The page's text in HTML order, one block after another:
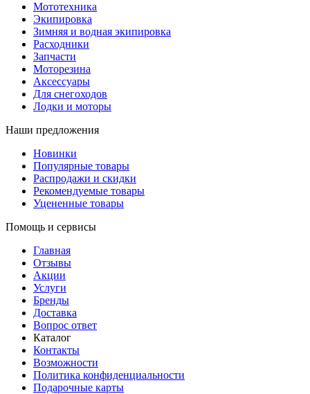
Мототехника
Экипировка
Зимняя и водная экипировка
Расходники
Запчасти
Моторезина
Аксессуары
Для снегоходов
Лодки и моторы
Наши предложения
Новинки
Популярные товары
Распродажи и скидки
Рекомендуемые товары
Уцененные товары
Помощь и сервисы
Главная
Отзывы
Акции
Услуги
Бренды
Доставка
Вопрос ответ
Каталог
Контакты
Возможности
Политика конфиденциальности
Подарочные карты